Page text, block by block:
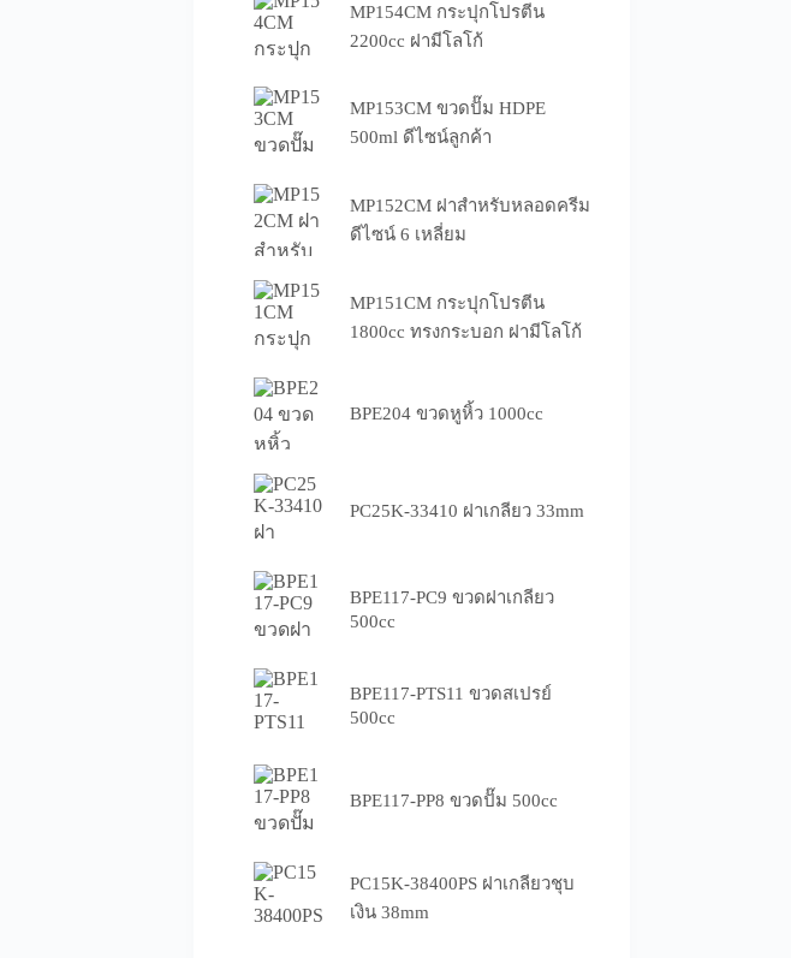
MP154CM กระปุกโปรตีน
2200cc ฝามีโลโก้
MP153CM ขวดปั๊ม HDPE
500ml ดีไซน์ลูกค้า
MP152CM ฝาสำหรับหลอดครีม
ดีไซน์ 6 เหลี่ยม
MP151CM กระปุกโปรตีน
1800cc ทรงกระบอก ฝามีโลโก้
BPE204 ขวดหูหิ้ว 1000cc
PC25K-33410 ฝาเกลียว 33mm
BPE117-PC9 ขวดฝาเกลียว
500cc
BPE117-PTS11 ขวดสเปรย์
500cc
BPE117-PP8 ขวดปั๊ม 500cc
PC15K-38400PS ฝาเกลียวชุบ
เงิน 38mm